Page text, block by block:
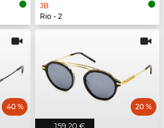
JB
Rio - 2
40 %
159,20 €
20 %